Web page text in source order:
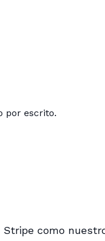
por escrito.
como